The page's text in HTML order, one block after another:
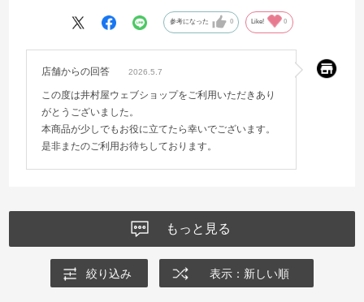
参考になった 0 Like! 0
店舗からの回答 2026.5.7
この度は井村屋ウェブショップをご利用いただきあり
がとうございました。
本商品が少しでもお役に立てたら幸いでございます。
是非またのご利用お待ちしております。
もっと見る
絞り込み 表示：新しい順